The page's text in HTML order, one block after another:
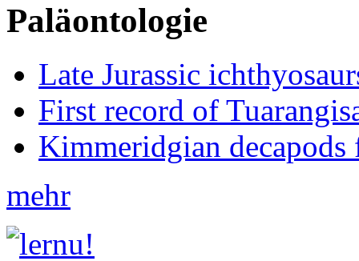
Paläontologie
Late Jurassic
First record of
Kimmeridgian
mehr